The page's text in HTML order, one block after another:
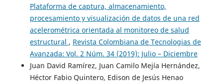
Plataforma de captura, almacenamiento,
procesamiento y visualización de datos de una red
acelerométrica orientada al monitoreo de salud
estructural , Revista Colombiana de Tecnologias de
Avanzada: Vol. 2 Núm. 34 (2019): Julio – Diciembre
Juan David Ramírez, Juan Camilo Mejía Hernández,
Héctor Fabio Quintero, Edison de Jesús Henao